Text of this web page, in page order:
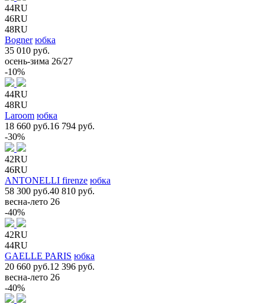
44RU
46RU
48RU
Bogner юбка
35 010 руб.
осень-зима 26/27
-10%
44RU
48RU
Laroom юбка
18 660 руб.16 794 руб.
-30%
42RU
46RU
ANTONELLI firenze юбка
58 300 руб.40 810 руб.
весна-лето 26
-40%
42RU
44RU
GAELLE PARIS юбка
20 660 руб.12 396 руб.
весна-лето 26
-40%